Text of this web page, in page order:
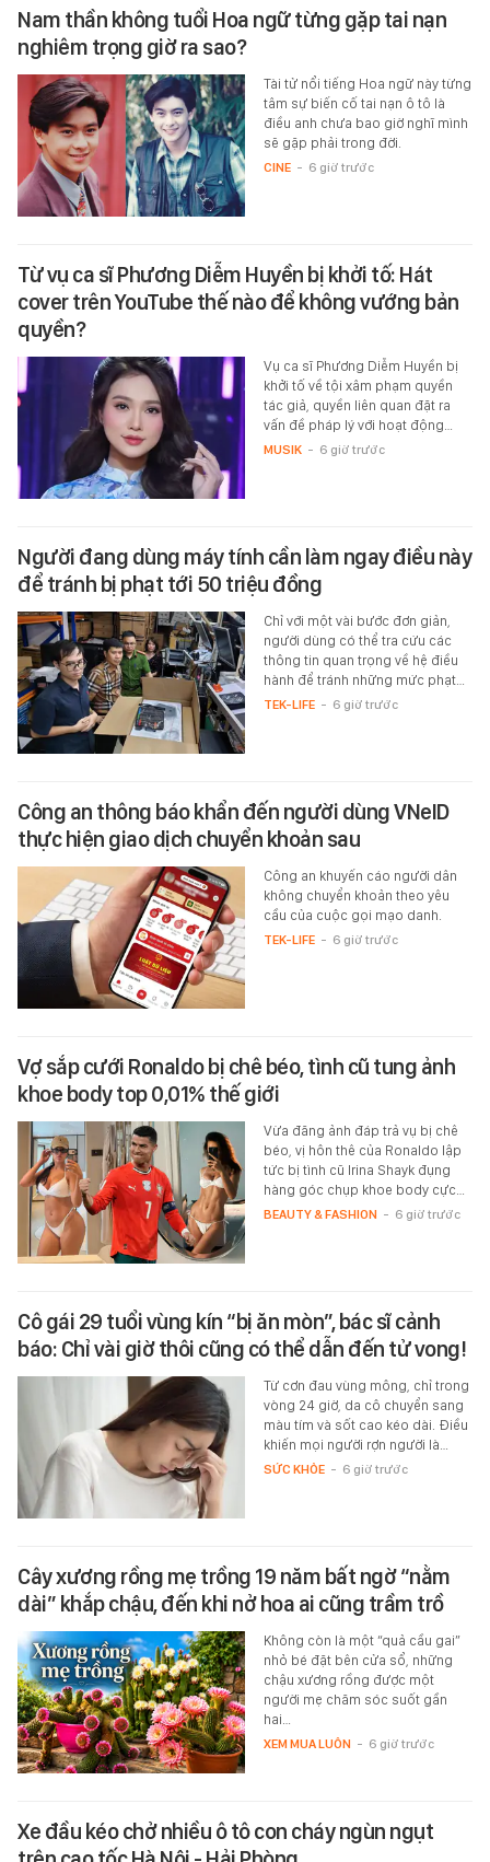
Nam thần không tuổi Hoa ngữ từng gặp tai nạn
nghiêm trọng giờ ra sao?
Tài tử nổi tiếng Hoa ngữ này từng
tâm sự biến cố tai nạn ô tô là
điều anh chưa bao giờ nghĩ mình
sẽ gặp phải trong đời.
CINE - 6 giờ trước
Từ vụ ca sĩ Phương Diễm Huyền bị khởi tố: Hát
cover trên YouTube thế nào để không vướng bản
quyền?
Vụ ca sĩ Phương Diễm Huyền bị
khởi tố về tội xâm phạm quyền
tác giả, quyền liên quan đặt ra
vấn đề pháp lý với hoạt động…
MUSIK - 6 giờ trước
Người đang dùng máy tính cần làm ngay điều này
để tránh bị phạt tới 50 triệu đồng
Chỉ với một vài bước đơn giản,
người dùng có thể tra cứu các
thông tin quan trọng về hệ điều
hành để tránh những mức phạt…
TEK-LIFE - 6 giờ trước
Công an thông báo khẩn đến người dùng VNeID
thực hiện giao dịch chuyển khoản sau
Công an khuyến cáo người dân
không chuyển khoản theo yêu
cầu của cuộc gọi mạo danh.
TEK-LIFE - 6 giờ trước
Vợ sắp cưới Ronaldo bị chê béo, tình cũ tung ảnh
khoe body top 0,01% thế giới
Vừa đăng ảnh đáp trả vụ bị chê
béo, vị hôn thê của Ronaldo lập
tức bị tình cũ Irina Shayk đụng
hàng góc chụp khoe body cực…
BEAUTY & FASHION - 6 giờ trước
Cô gái 29 tuổi vùng kín “bị ăn mòn”, bác sĩ cảnh
báo: Chỉ vài giờ thôi cũng có thể dẫn đến tử vong!
Từ cơn đau vùng mông, chỉ trong
vòng 24 giờ, da cô chuyển sang
màu tím và sốt cao kéo dài. Điều
khiến mọi người rợn người là…
SỨC KHỎE - 6 giờ trước
Cây xương rồng mẹ trồng 19 năm bất ngờ “nằm
dài” khắp chậu, đến khi nở hoa ai cũng trầm trồ
Không còn là một “quả cầu gai”
nhỏ bé đặt bên cửa sổ, những
chậu xương rồng được một
người mẹ chăm sóc suốt gần
hai…
XEM MUA LUÔN - 6 giờ trước
Xe đầu kéo chở nhiều ô tô con cháy ngùn ngụt